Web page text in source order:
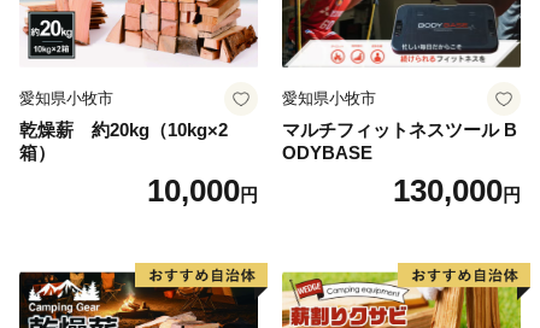
伊予市の西部の海岸線沿いを中心に広がる双海町は、
「しずむ夕日が立ち止まる町」として、伊予灘に沈む美
しい夕日を活かしたまちづくりに取り組んできました。
水産業が盛んな地域で、中でも下灘漁港で水揚げされる
ハモが有名です。他にタイ、サワラ、マナガツオ、イワ
シなどの様々な魚介類が水揚げされています。双海町に
最も近い駅として知られ、度々テレビで紹介される有名
観光地となった下灘駅があり、夏を中心として多くの方
でにぎわっています。
愛知県小牧市
乾燥薪 約20kg（10kg×2
箱）
10,000円
愛知県小牧市
マルチフィットネスツール B
ODYBASE
130,000円